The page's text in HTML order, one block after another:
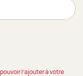
l’ajouter à votre